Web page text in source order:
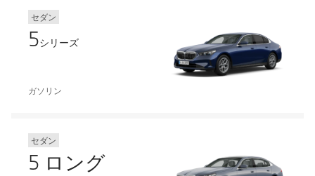
セダン
5シリーズ
ガソリン
セダン
5 ロング